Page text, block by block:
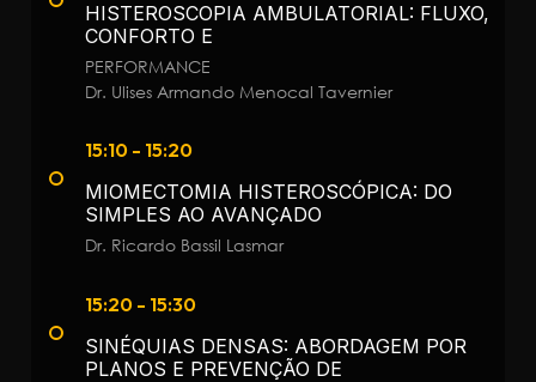
HISTEROSCOPIA AMBULATORIAL: FLUXO,
CONFORTO E
PERFORMANCE
Dr. Ulises Armando Menocal Tavernier
15:10 - 15:20
MIOMECTOMIA HISTEROSCÓPICA: DO
SIMPLES AO AVANÇADO
Dr. Ricardo Bassil Lasmar
15:20 - 15:30
SINÉQUIAS DENSAS: ABORDAGEM POR
PLANOS E PREVENÇÃO DE